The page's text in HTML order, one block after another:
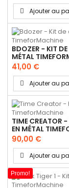
Ajouter au
BDOZER - KIT
MÉTAL
41,00 €
Ajouter au
TIME CREATOR
EN MÉTAL
90,00 €
Ajouter au
Promo!